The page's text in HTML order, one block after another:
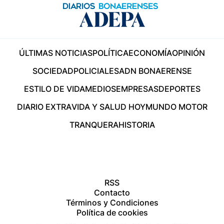
ÚLTIMAS NOTICIASPOLÍTICAECONOMÍAOPINIÓN
SOCIEDADPOLICIALESADN BONAERENSE
ESTILO DE VIDAMEDIOSEMPRESASDEPORTES
DIARIO EXTRAVIDA Y SALUD HOYMUNDO MOTOR
TRANQUERAHISTORIA
RSS
Contacto
Términos y Condiciones
Política de cookies